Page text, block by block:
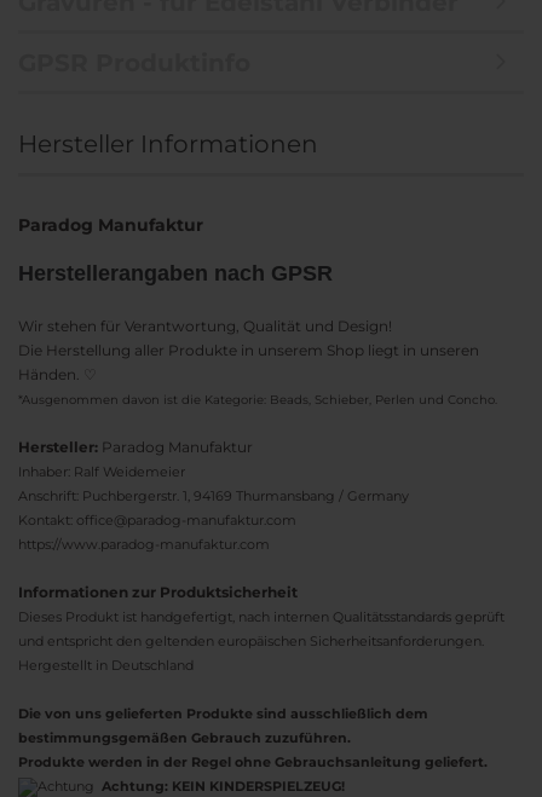
Hersteller Informationen
Paradog Manufaktur
Herstellerangaben nach GPSR
Wir stehen für Verantwortung, Qualität und Design!
Die Herstellung aller Produkte in unserem Shop liegt in unseren
Händen. ♡
*Ausgenommen davon ist die Kategorie: Beads, Schieber, Perlen und Concho.
Hersteller: Paradog Manufaktur
Inhaber: Ralf Weidemeier
Anschrift: Puchbergerstr. 1, 94169 Thurmansbang / Germany
Kontakt: office@paradog-manufaktur.com
https://www.paradog-manufaktur.com
Informationen zur Produktsicherheit
Dieses Produkt ist handgefertigt, nach internen Qualitätsstandards geprüft
und entspricht den geltenden europäischen Sicherheitsanforderungen.
Hergestellt in Deutschland
Die von uns gelieferten Produkte sind ausschließlich dem
bestimmungsgemäßen Gebrauch zuzuführen.
Produkte werden in der Regel ohne Gebrauchsanleitung geliefert.
Achtung: KEIN KINDERSPIELZEUG!